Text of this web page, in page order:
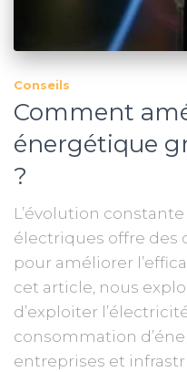
Conseils
Comment
énergétique
?
L’évolution
électriques offre des
pour améliorer
cet article, nous
d’exploiter
consommation
entreprises et